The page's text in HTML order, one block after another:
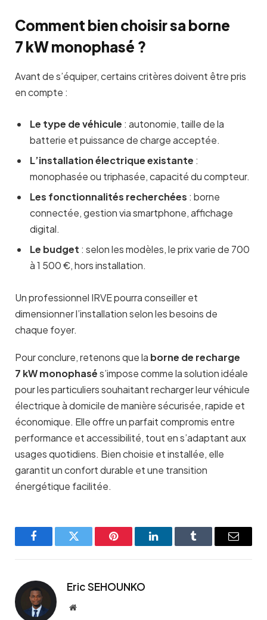
Comment bien choisir sa borne
7 kW monophasé ?
Avant de s’équiper, certains critères doivent être pris
en compte :
Le type de véhicule : autonomie, taille de la
batterie et puissance de charge acceptée.
L’installation électrique existante :
monophasée ou triphasée, capacité du compteur.
Les fonctionnalités recherchées : borne
connectée, gestion via smartphone, affichage
digital.
Le budget : selon les modèles, le prix varie de 700
à 1 500 €, hors installation.
Un professionnel IRVE pourra conseiller et
dimensionner l’installation selon les besoins de
chaque foyer.
Pour conclure, retenons que la borne de recharge
7 kW monophasés’impose comme la solution idéale
pour les particuliers souhaitant recharger leur véhicule
électrique à domicile de manière sécurisée, rapide et
économique. Elle offre un parfait compromis entre
performance et accessibilité, tout en s’adaptant aux
usages quotidiens. Bien choisie et installée, elle
garantit un confort durable et une transition
énergétique facilitée.
FacebookTwitter Pinterest LinkedInTumblr Email
Eric SEHOUNKO
Website